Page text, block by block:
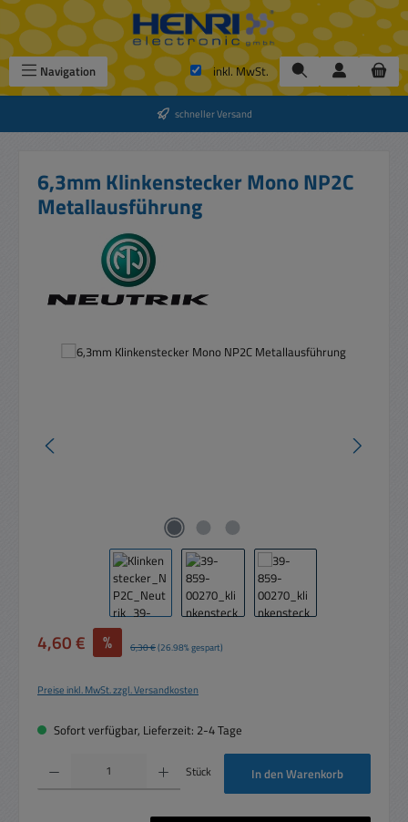
Zum Hauptinhalt springen
Navigation inkl. MwSt.
schneller Versand
6,3mm Klinkenstecker Mono NP2C
Metallausführung
Bildergalerie überspringen
Verkaufspreis:
4,60 € % Regulärer Preis:
6,30 €(26.98% gespart)
Preise inkl. MwSt. zzgl. Versandkosten
Sofort verfügbar, Lieferzeit: 2-4 Tage
Produkt Anzahl: Gib den gewünschten Wert ein oder benutze die Schaltflächen um
Stück In den Warenkorb